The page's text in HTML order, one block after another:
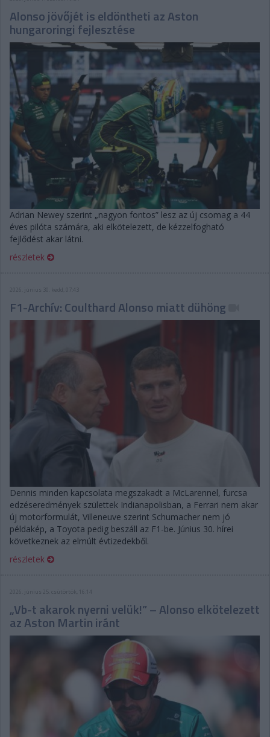
Alonso jövőjét is eldöntheti az Aston
hungaroringi fejlesztése
Adrian Newey szerint „nagyon fontos” lesz az új csomag a 44
éves pilóta számára, aki elkötelezett, de kézzelfogható
fejlődést akar látni.
részletek
2026. június 30. kedd, 07:43
F1-Archív: Coulthard Alonso miatt dühöng
Dennis minden kapcsolata megszakadt a McLarennel, furcsa
edzéseredmények születtek Indianapolisban, a Ferrari nem akar
új motorformulát, Villeneuve szerint Schumacher nem jó
példakép, a Toyota pedig beszáll az F1-be. Június 30. hírei
következnek az elmúlt évtizedekből.
részletek
2026. június 25. csütörtök, 16:14
„Vb-t akarok nyerni velük!” – Alonso elkötelezett
az Aston Martin iránt